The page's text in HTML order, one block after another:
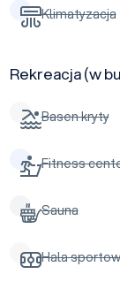
Klimatyzacja
Rekreacja (w
Basen kryty
Fitness
Sauna
Hala